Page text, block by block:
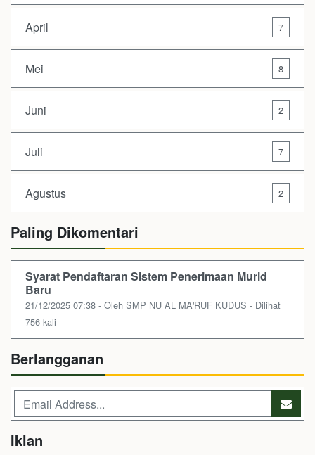
April 7
Mei 8
Juni 2
Juli 7
Agustus 2
Paling Dikomentari
Syarat Pendaftaran Sistem Penerimaan Murid
Baru
21/12/2025 07:38 - Oleh SMP NU AL MA'RUF KUDUS - Dilihat
756 kali
Berlangganan
Iklan